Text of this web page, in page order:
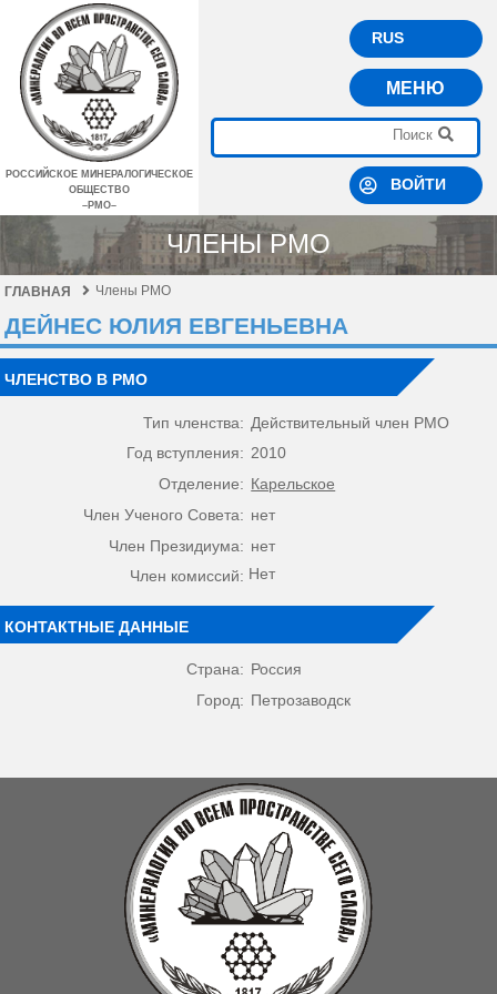
РОССИЙСКОЕ МИНЕРАЛОГИЧЕСКОЕ
ОБЩЕСТВО
–РМО–
RUS
МЕНЮ
ВОЙТИ
ЧЛЕНЫ РМО
ГЛАВНАЯ Члены РМО
ДЕЙНЕС ЮЛИЯ ЕВГЕНЬЕВНА
ЧЛЕНСТВО В РМО
Тип членства: Действительный член РМО
Год вступления: 2010
Отделение: Карельское
Член Ученого Совета: нет
Член Президиума: нет
Член комиссий: Нет
КОНТАКТНЫЕ ДАННЫЕ
Страна: Россия
Город: Петрозаводск